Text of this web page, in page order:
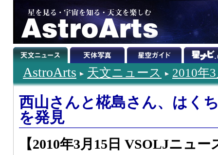
AstroArts 天文ニュース 2010年
西山さんと椛島さん、はく
を発見
【2010年3月15日 VSOLJニュー